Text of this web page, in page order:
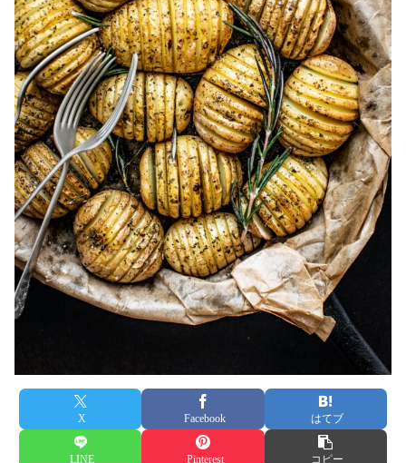
X Facebook はてブ
LINE Pinterest コピー